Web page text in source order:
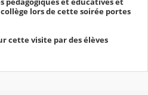
lors de cette soirée portes
cette visite par des élèves